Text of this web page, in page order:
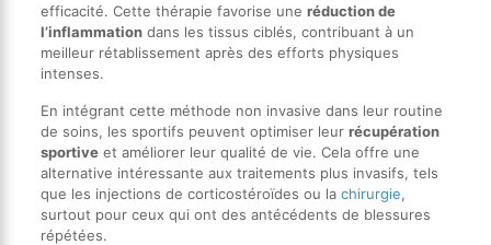
efficacité. Cette thérapie favorise une réduction de
l’inflammationdans les tissus ciblés, contribuant à un
meilleur rétablissement après des efforts physiques
intenses.
En intégrant cette méthode non invasive dans leur routine
de soins, les sportifs peuvent optimiser leur récupération
sportiveet améliorer leur qualité de vie. Cela offre une
alternative intéressante aux traitements plus invasifs, tels
que les injections de corticostéroïdes ou la chirurgie,
surtout pour ceux qui ont des antécédents de blessures
répétées.